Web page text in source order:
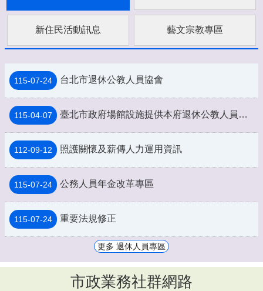
新住民活動訊息 藝文宗教專區
115-07-24 台北市退休公教人員協會
115-04-07 臺北市政府場館設施提供本府退休公教人員持退休證優惠措施一覽表
112-09-12 照護關懷及薪傳人力運用資訊
115-07-24 公務人員年金改革專區
115-07-24 重要法規修正
更多 退休人員專區
市政業務社群網路